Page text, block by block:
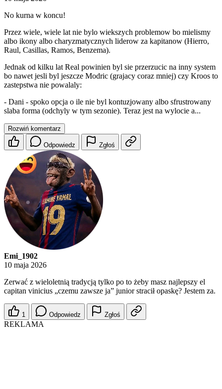
No kurna w koncu!
Przez wiele, wiele lat nie bylo wiekszych problemow bo mielismy
albo ikony albo charyzmatycznych liderow za kapitanow (Hierro,
Raul, Casillas, Ramos, Benzema).
Jednak od kilku lat Real powinien byl sie przerzucic na inny system
bo nawet jesli byl jeszcze Modric (grajacy coraz mniej) czy Kroos to
zastepstwa nie powalaly:
- Dani - spoko opcja o ile nie byl kontuzjowany albo sfrustrowany
slaba forma (odchyly w tym sezonie). Teraz jest na wylocie a...
Rozwiń komentarz
Odpowiedz Zgłoś
Emi_1902
10 maja 2026
Zerwać z wieloletnią tradycją tylko po to żeby masz najlepszy el
capitan vinicius „czemu zawsze ja” junior stracił opaskę? Jestem za.
1 Odpowiedz Zgłoś
REKLAMA